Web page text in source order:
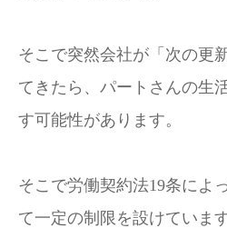
そこで突然会社が「次の更
てきたら、パートさんの生
す可能性があります。
そこで労働契約法19条によ
て一定の制限を設けています